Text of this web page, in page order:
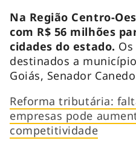
Na Região Centro-
com R$ 56 milhões
cidades do estado.
destinados a
Goiás, Senador
Reforma tributária:
empresas pode
competitividade